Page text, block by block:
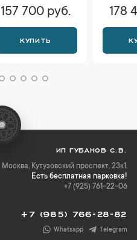
157 700 руб.
КУПИТЬ
178
ИП ГУБАНОВ С.В.
Москва, Кутузовский проспект, 23к1,
Есть бесплатная парковка!
+7 (925) 761-22-06
+7 (985) 766-28-82
Whatsapp Telegram